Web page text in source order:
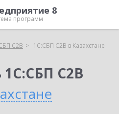
8
программ
C2B 1С:СБП C2B в Казахстане
1С:СБП C2B